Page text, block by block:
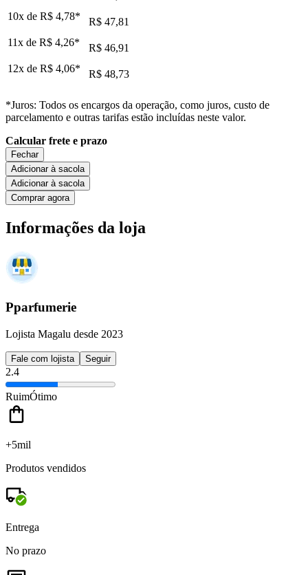
10x de R$ 4,78*
R$ 47,81
11x de R$ 4,26*
R$ 46,91
12x de R$ 4,06* R$ 48,73
*Juros: Todos os encargos da operação, como juros, custo de
parcelamento e outras tarifas estão incluídas neste valor.
Calcular frete e prazo
Fechar
Adicionar à sacola
Adicionar à sacola
Comprar agora
Informações da loja
Pparfumerie
Lojista Magalu desde 2023
Fale com lojista Seguir
2.4
RuimÓtimo
+5mil
Produtos vendidos
Entrega
No prazo